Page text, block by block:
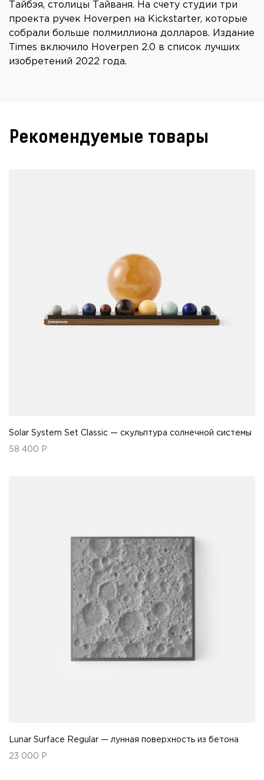
Тайбэя, столицы Тайваня. На счету студии три
проекта ручек Hoverpen на Kickstarter, которые
собрали больше полмиллиона долларов. Издание
Times включило Hoverpen 2.0 в список лучших
изобретений 2022 года.
Рекомендуемые товары
Solar System Set Classic — скульптура солнечной системы
58 400 Р
Lunar Surface Regular — лунная поверхность из бетона
23 000 Р